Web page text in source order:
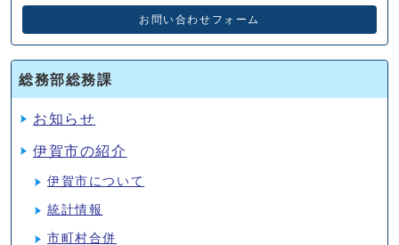
お問い合わせフォーム
総務部総務課
お知らせ
伊賀市の紹介
伊賀市について
統計情報
市町村合併